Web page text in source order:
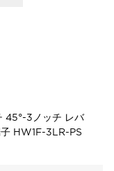
45°-3ノッチ レバ
HW1F-3LR-PS